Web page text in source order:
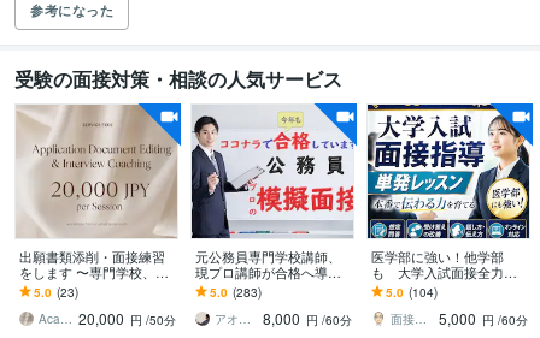
参考になった
受験の面接対策・相談の人気サービス
出願書類添削・面接練習
をします 〜専門学校、大
学、大学院入試（現役生
から社会人まで）〜
5.0 (23)
Academia_higher_edu 20,000 円 /50分
元公務員専門学校講師、
現プロ講師が合格へ導き
ます ３名限定で親身にみ
るので合格続出！本業で
は上位合格続出！
5.0 (283)
アオイ先生 ／公務員対策現役プロ講師
8,000 円 /60分
医学部に強い！他学部
も 大学入試面接全力支
援します 面接塾開くプロ
講師の指導！別次元レッ
スンで面接力アップ
5.0 (104)
面接トレーナー 辻野伸一
5,000 円 /60分